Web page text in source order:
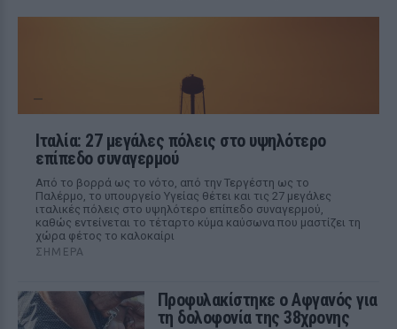
Ιταλία: 27 μεγάλες πόλεις στο υψηλότερο
επίπεδο συναγερμού
Από το βορρά ως το νότο, από την Τεργέστη ως το
Παλέρμο, το υπουργείο Υγείας θέτει και τις 27 μεγάλες
ιταλικές πόλεις στο υψηλότερο επίπεδο συναγερμού,
καθώς εντείνεται το τέταρτο κύμα καύσωνα που μαστίζει τη
χώρα φέτος το καλοκαίρι
ΣΉΜΕΡΑ
Προφυλακίστηκε ο Αφγανός για
τη δολοφονία της 38χρονης